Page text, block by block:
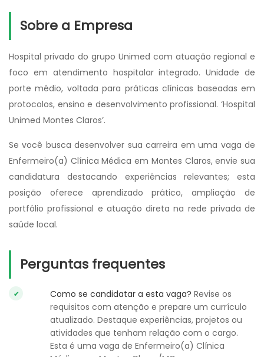
Sobre a Empresa
Hospital privado do grupo Unimed com atuação regional e
foco em atendimento hospitalar integrado. Unidade de
porte médio, voltada para práticas clínicas baseadas em
protocolos, ensino e desenvolvimento profissional. ‘Hospital
Unimed Montes Claros’.
Se você busca desenvolver sua carreira em uma vaga de
Enfermeiro(a) Clínica Médica em Montes Claros, envie sua
candidatura destacando experiências relevantes; esta
posição oferece aprendizado prático, ampliação de
portfólio profissional e atuação direta na rede privada de
saúde local.
Perguntas frequentes
Como se candidatar a esta vaga? Revise os
requisitos com atenção e prepare um currículo
atualizado. Destaque experiências, projetos ou
atividades que tenham relação com o cargo.
Esta é uma vaga de Enfermeiro(a) Clínica